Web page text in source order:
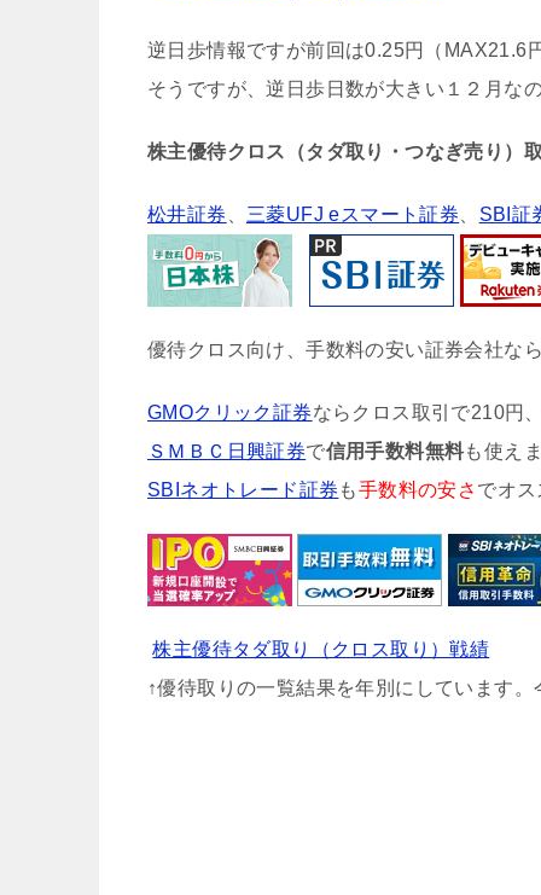
逆日歩情報ですが前回は0.25円（MAX21.6
そうですが、逆日歩日数が大きい１２月な
株主優待クロス（タダ取り・つなぎ売り）
松井証券 三菱UFJ eスマート証券 SBI証
優待クロス向け、手数料の安い証券会社な
GMOクリック証券ならクロス取引で210円、
ＳＭＢＣ日興証券で信用手数料無料も使えま
SBIネオトレード証券 も手数料の安さ でオス
株主優待タダ取り（クロス取り）戦績
↑優待取りの一覧結果を年別にしています